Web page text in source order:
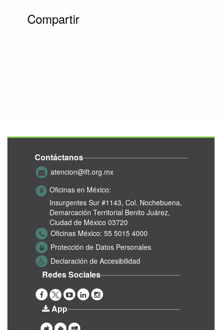
Compartir
Contáctanos
atencion@ift.org.mx
Oficinas en México:
Insurgentes Sur #1143, Col. Nochebuena,
Demarcación Territorial Benito Juárez,
Ciudad de México 03720
Oficinas México: 55 5015 4000
Protección de Datos Personales
Declaración de Accesibilidad
Redes Sociales
App